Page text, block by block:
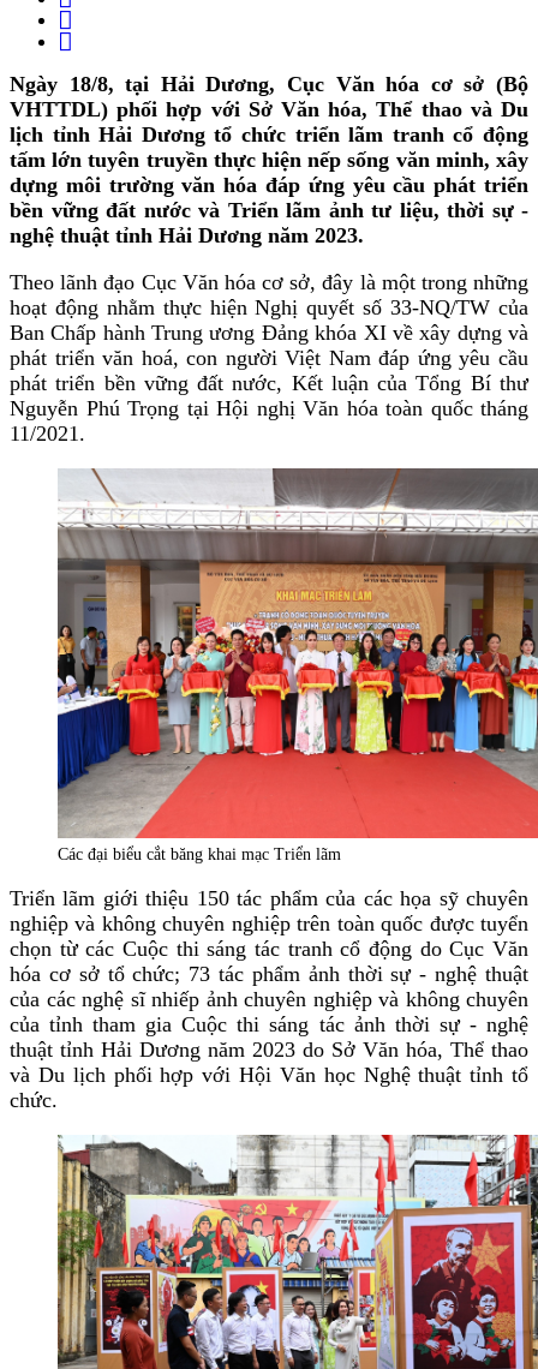
Ngày 18/8, tại Hải Dương, Cục Văn hóa cơ sở (Bộ
VHTTDL) phối hợp với Sở Văn hóa, Thể thao và Du
lịch tỉnh Hải Dương tổ chức triển lãm tranh cổ động
tấm lớn tuyên truyền thực hiện nếp sống văn minh, xây
dựng môi trường văn hóa đáp ứng yêu cầu phát triển
bền vững đất nước và Triển lãm ảnh tư liệu, thời sự -
nghệ thuật tỉnh Hải Dương năm 2023.
Theo lãnh đạo Cục Văn hóa cơ sở, đây là một trong những
hoạt động nhằm thực hiện Nghị quyết số 33-NQ/TW của
Ban Chấp hành Trung ương Đảng khóa XI về xây dựng và
phát triển văn hoá, con người Việt Nam đáp ứng yêu cầu
phát triển bền vững đất nước, Kết luận của Tổng Bí thư
Nguyễn Phú Trọng tại Hội nghị Văn hóa toàn quốc tháng
11/2021.
Các đại biểu cắt băng khai mạc Triển lãm
Triển lãm giới thiệu 150 tác phẩm của các họa sỹ chuyên
nghiệp và không chuyên nghiệp trên toàn quốc được tuyển
chọn từ các Cuộc thi sáng tác tranh cổ động do Cục Văn
hóa cơ sở tổ chức; 73 tác phẩm ảnh thời sự - nghệ thuật
của các nghệ sĩ nhiếp ảnh chuyên nghiệp và không chuyên
của tỉnh tham gia Cuộc thi sáng tác ảnh thời sự - nghệ
thuật tỉnh Hải Dương năm 2023 do Sở Văn hóa, Thể thao
và Du lịch phối hợp với Hội Văn học Nghệ thuật tỉnh tổ
chức.